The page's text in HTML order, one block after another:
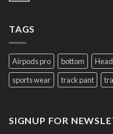
TAGS
Airpods pro bottom
sports wear
track pant
SIGNUP FOR